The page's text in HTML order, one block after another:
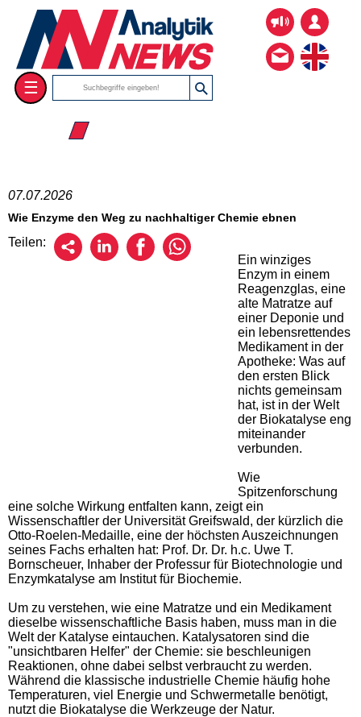
☰
☰ 2026
07.07.2026
Wie Enzyme den Weg zu nachhaltiger Chemie ebnen
Teilen:
Ein winziges
Enzym in einem
Reagenzglas, eine
alte Matratze auf
einer Deponie und
ein lebensrettendes
Medikament in der
Apotheke: Was auf
den ersten Blick
nichts gemeinsam
hat, ist in der Welt
der Biokatalyse eng
miteinander
verbunden.
Wie
Spitzenforschung
eine solche Wirkung entfalten kann, zeigt ein
Wissenschaftler der Universität Greifswald, der kürzlich die
Otto-Roelen-Medaille, eine der höchsten Auszeichnungen
seines Fachs erhalten hat: Prof. Dr. Dr. h.c. Uwe T.
Bornscheuer, Inhaber der Professur für Biotechnologie und
Enzymkatalyse am Institut für Biochemie.
Um zu verstehen, wie eine Matratze und ein Medikament
dieselbe wissenschaftliche Basis haben, muss man in die
Welt der Katalyse eintauchen. Katalysatoren sind die
"unsichtbaren Helfer" der Chemie: sie beschleunigen
Reaktionen, ohne dabei selbst verbraucht zu werden.
Während die klassische industrielle Chemie häufig hohe
Temperaturen, viel Energie und Schwermetalle benötigt,
nutzt die Biokatalyse die Werkzeuge der Natur.